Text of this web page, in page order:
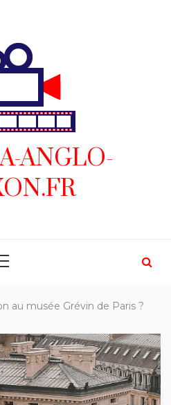
ANGLO-
au musée Grévin de Paris ?